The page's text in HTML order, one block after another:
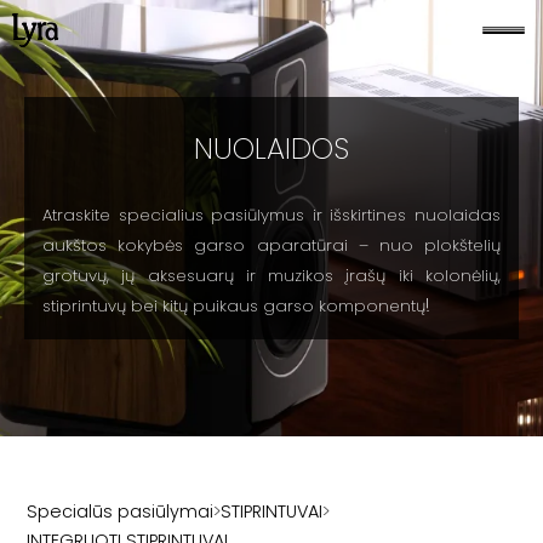
NUOLAIDOS
Atraskite specialius pasiūlymus ir išskirtines nuolaidas
aukštos kokybės garso aparatūrai – nuo plokštelių
grotuvų, jų aksesuarų ir muzikos įrašų iki kolonėlių,
stiprintuvų bei kitų puikaus garso komponentų!
Specialūs pasiūlymai>STIPRINTUVAI>